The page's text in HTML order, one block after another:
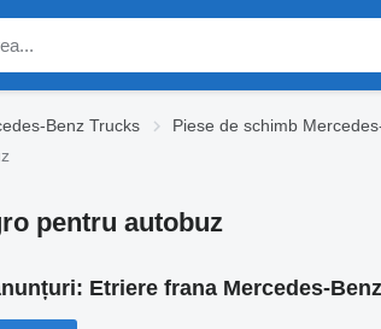
Benz Trucks Piese de schimb
pentru autobuz
Etriere frana Mercedes-